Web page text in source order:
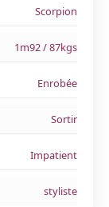
Scorpion
1m92 / 87kgs
Enrobée
Sortir
Impatient
styliste